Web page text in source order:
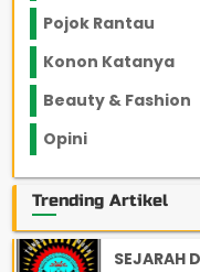
Pojok Rantau
Konon Katanya
Beauty & Fashion
Opini
Trending Artikel
SEJARAH